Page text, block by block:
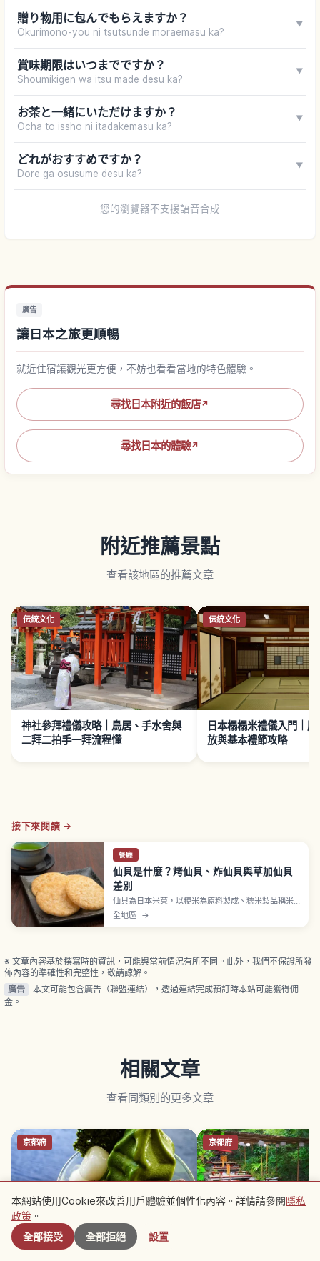
贈り物用に包んでもらえますか？
Okurimono-you ni tsutsunde moraemasu ka?
▼
賞味期限はいつまでですか？
Shoumikigen wa itsu made desu ka?
▼
お茶と一緒にいただけますか？
Ocha to issho ni itadakemasu ka?
▼
どれがおすすめですか？
Dore ga osusume desu ka?
▼
您的瀏覽器不支援語音合成
廣告
讓日本之旅更順暢
就近住宿讓觀光更方便，不妨也看看當地的特色體驗。
尋找日本附近的飯店↗
尋找日本的體驗↗
附近推薦景點
查看該地區的推薦文章
伝統文化
神社參拜禮儀攻略｜鳥居、手水舍與
二拜二拍手一拜流程懂
伝統文化
日本榻榻米禮儀入門｜
放與基本禮節攻略
接下來閱讀 →
餐廳
仙貝是什麼？烤仙貝、炸仙貝與草加仙貝
差別
仙貝為日本米菓，以粳米為原料製成、糯米製品稱米
果或霰餅。烤仙貝可享受醬油香氣，埼玉縣草加仙貝
全地區 →
※ 文章內容基於撰寫時的資訊，可能與當前情況有所不同。此外，我們不保證所發
佈內容的準確性和完整性，敬請諒解。
廣告
本文可能包含廣告（聯盟連結），透過連結完成預訂時本站可能獲得佣
金。
相關文章
查看同類別的更多文章
京都府
宇治抹茶是什麼？京都茶園體驗、咖
京都府
附近景點
本網站使用Cookie來改善用戶體驗並個性化內容。詳情請參閱隱私
政策 。
全部接受
全部拒絕 設置